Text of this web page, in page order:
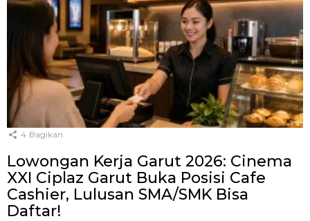
4 Bagikan
Lowongan Kerja Garut 2026: Cinema
XXI Ciplaz Garut Buka Posisi Cafe
Cashier, Lulusan SMA/SMK Bisa
Daftar!